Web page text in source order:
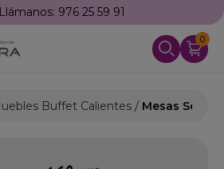
976 25 59 91
0
Buffet Calientes Mesas Self-